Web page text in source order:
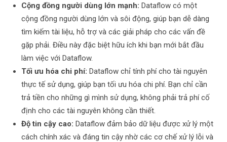
Cộng đồng người dùng lớn mạnh: Dataflow có một
cộng đồng người dùng lớn và sôi động, giúp bạn dễ dàng
tìm kiếm tài liệu, hỗ trợ và các giải pháp cho các vấn đề
gặp phải. Điều này đặc biệt hữu ích khi bạn mới bắt đầu
làm việc với Dataflow.
Tối ưu hóa chi phí: Dataflow chỉ tính phí cho tài nguyên
thực tế sử dụng, giúp bạn tối ưu hóa chi phí. Bạn chỉ cần
trả tiền cho những gì mình sử dụng, không phải trả phí cố
định cho các tài nguyên không cần thiết.
Độ tin cậy cao: Dataflow đảm bảo dữ liệu được xử lý một
cách chính xác và đáng tin cậy nhờ các cơ chế xử lý lỗi và